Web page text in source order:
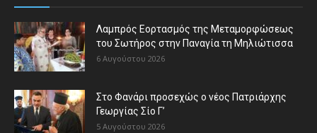
Λαμπρός Εορτασμός της Μεταμορφώσεως
του Σωτήρος στην Παναγία τη Μηλιώτισσα
6 Αυγούστου 2026
Στο Φανάρι προσεχώς ο νέος Πατριάρχης
Γεωργίας Σίο Γ’
5 Αυγούστου 2026